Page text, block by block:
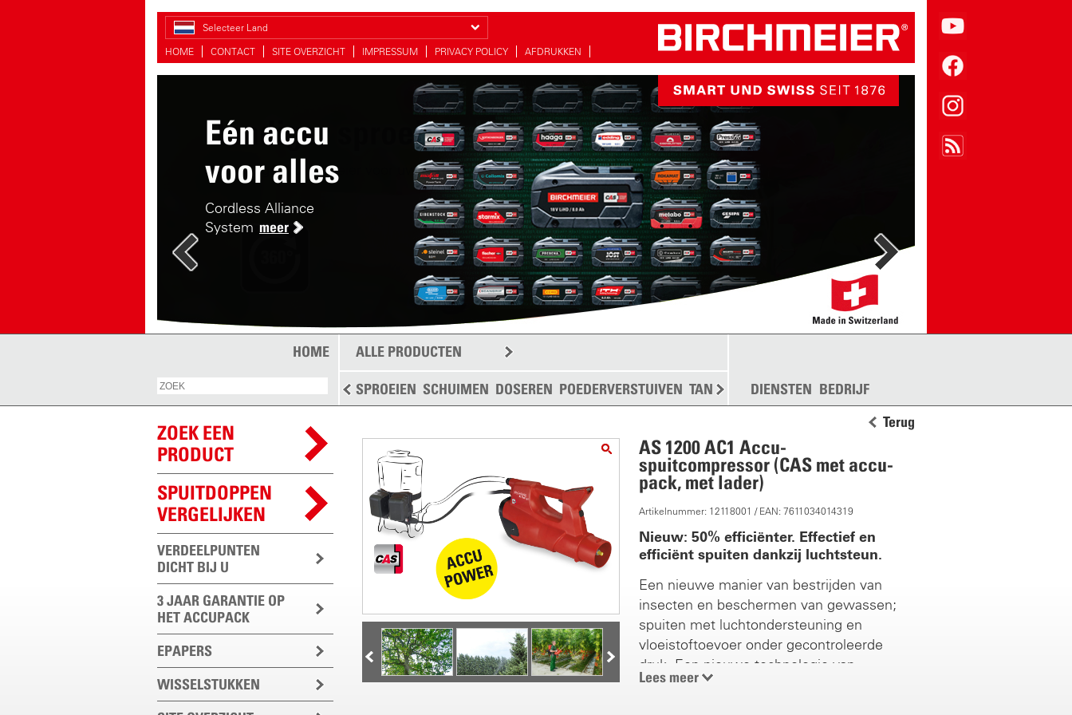
Selecteer Land
HOME
CONTACT SITE OVERZICHT IMPRESSUM PRIVACY POLICY AFDRUKKEN
Eén accu
voor alles
Cordless Alliance
System meer
Handiger sproeien
De handige druksproeier voor uw tuin meer
HOME ALLE PRODUCTEN
SPROEIEN SCHUIMEN DOSEREN POEDERVERSTUIVEN TANKEN STROOIEN MEER
DIENSTEN BEDRIJF
ZOEK EEN
PRODUCT
SPUITDOPPEN
VERGELIJKEN
VERDEELPUNTEN
DICHT BIJ U
3 JAAR GARANTIE OP
HET ACCUPACK
EPAPERS
WISSELSTUKKEN
Terug
AS 1200 AC1 Accu-
spuitcompressor (CAS met accu-
pack, met lader)
Artikelnummer: 12118001 / EAN: 7611034014319
Nieuw: 50% efficiënter. Effectief en
efficiënt spuiten dankzij luchtsteun.
Een nieuwe manier van bestrijden van
insecten en beschermen van gewassen;
spuiten met luchtondersteuning en
vloeistoftoevoer onder gecontroleerde
druk. Een nieuwe technologie van
Birchmeier voor vele toepassingen. Grote
Lees meer